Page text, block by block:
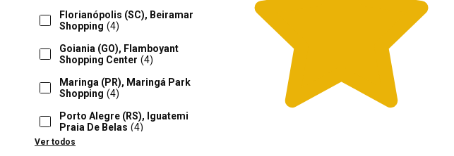
Florianópolis (SC), Beiramar
Shopping (4)
Goiania (GO), Flamboyant
Shopping Center (4)
Maringa (PR), Maringá Park
Shopping (4)
Porto Alegre (RS), Iguatemi
Praia De Belas (4)
Ribeirao Preto (SP), Iguatemi
Ver todos